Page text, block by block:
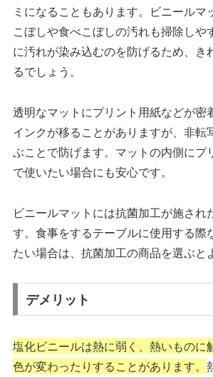
ミになることもあります。ビニールマ
こぼしや食べこぼしの汚れも掃除しや
に汚れが染み込むのを防げるため、き
るでしょう。
透明なマットにプリント用紙などが密
インクが移ることがありますが、非転
ぶことで防げます。 マットの内側にプ
で使いたい場合にも安心です。
ビニールマットには抗菌加工が施され
す。食事をするテーブルに使用する際
たい場合は、抗菌加工の商品を選ぶと
デメリット
塩化ビニールは熱に弱く、熱いものに
色が変わったりすることがあります。